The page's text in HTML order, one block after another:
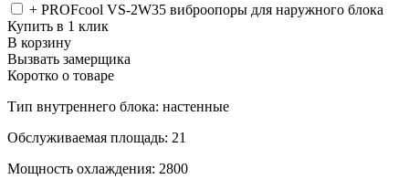
+ PROFcool VS-2W35 виброопоры для наружного блока
Купить в 1 клик
В корзину
Вызвать замерщика
Коротко о товаре
Тип внутреннего блока: настенные
Обслуживаемая площадь: 21
Мощность охлаждения: 2800